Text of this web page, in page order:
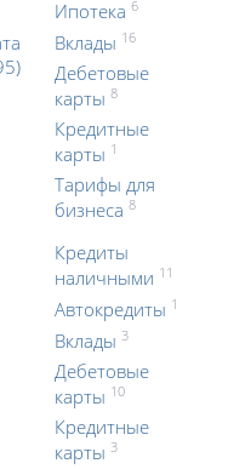
Ипотека 6
Вклады 16
Дебетовые
карты 8
Кредитные
карты 1
Тарифы для
бизнеса 8
Кредиты
наличными 11
Автокредиты 1
Вклады 3
Дебетовые
карты 10
Кредитные
карты 3